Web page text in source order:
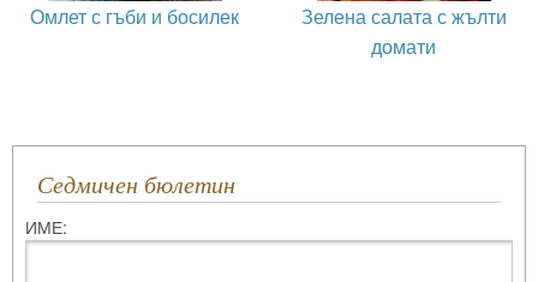
Омлет с гъби и босилек
Зелена салата с жълти
домати
Седмичен бюлетин
ИМЕ: